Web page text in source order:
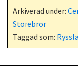
Arkiverad under:
Storebror
Taggad som: